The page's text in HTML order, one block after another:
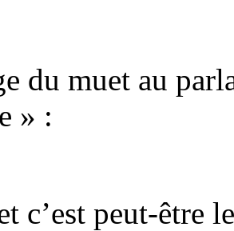
du muet au
» :
c’est peut-être